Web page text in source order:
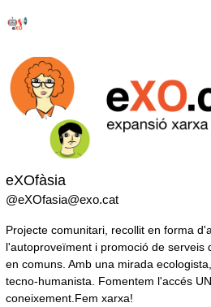
eXOfàsia
@eXOfasia@exo.cat
Projecte comunitari, recollit en forma
l'autoproveïment i promoció de serveis
en comuns. Amb una mirada
tecno-humanista. Fomentem l'accés
coneixement. Fem xarxa!